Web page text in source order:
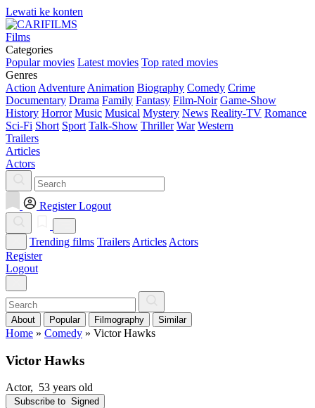
Lewati ke konten
Films
Categories
Popular movies Latest movies Top rated movies
Genres
Action Adventure Animation Biography Comedy Crime
Documentary Drama Family Fantasy Film-Noir Game-Show
History Horror Music Musical Mystery News Reality-TV Romance
Sci-Fi Short Sport Talk-Show Thriller War Western
Trailers
Articles
Actors
Register Logout
Trending films Trailers Articles Actors
Register
Logout
About Popular Filmography Similar
Home » Comedy » Victor Hawks
Victor Hawks
Actor, 53 years old
Subscribe to Signed